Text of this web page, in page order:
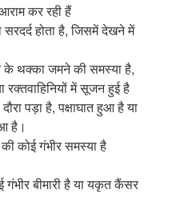
कर रही हैं
होता है, जिसमें देखने में
थक्का जमने की समस्या है,
में सूजन हुई है
पड़ा है, पक्षाघात हुआ है या
है।
कोई गंभीर समस्या है
बीमारी है या यकृत कैंसर